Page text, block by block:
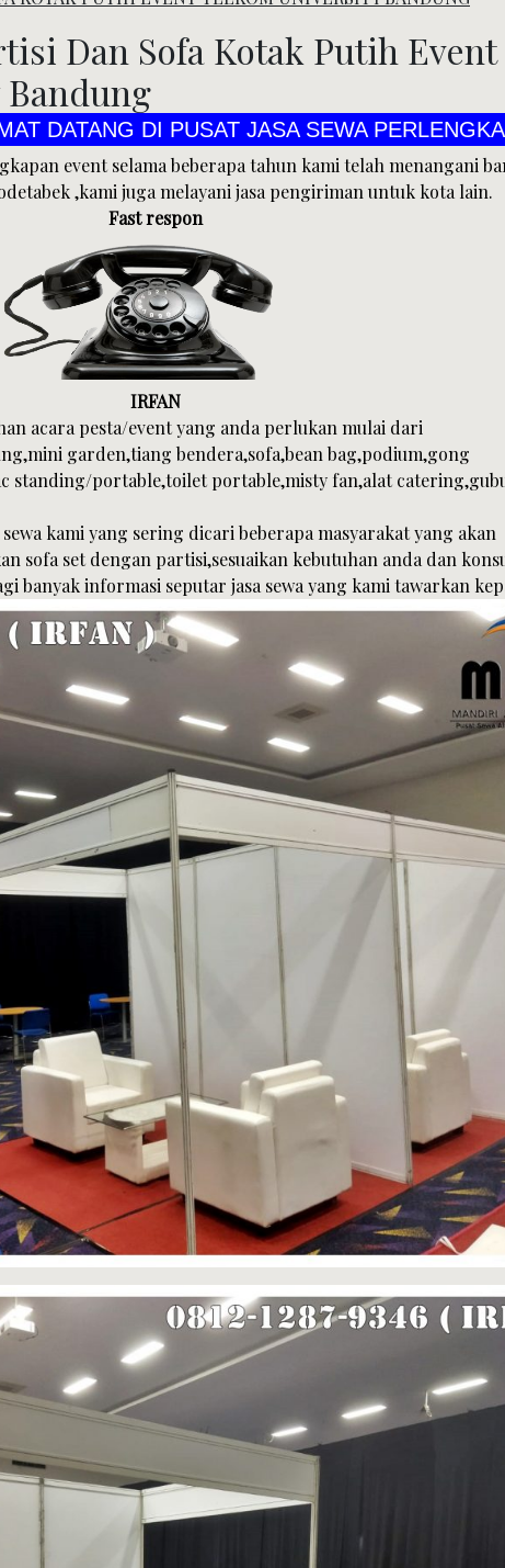
Dan Sofa Kotak Putih Event
JASA SEWA PERLENGKAPAN ALAT PESTA
event selama beberapa tahun kami telah menangani
,kami juga melayani jasa pengiriman untuk kota lain.
Fast respon
IRFAN
acara pesta/event yang anda perlukan mulai dari
garden,tiang bendera,sofa,bean bag,podium,gong
standing/portable,toilet portable,misty fan,alat
kami yang sering dicari beberapa masyarakat yang akan
sofa set dengan partisi,sesuaikan kebutuhan anda dan
banyak informasi seputar jasa sewa yang kami tawarkan